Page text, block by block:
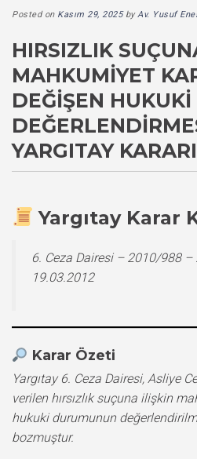
Posted on Kasım 29, 2025byAv. Yusuf
HIRSIZLIK
MAHKUMIYET
DEĞIŞEN HUKUKI
YARGITAY KARARI
Yargıtay Karar
6. Ceza Dairesi – 2010/988
19.03.2012
Karar Özeti
Yargıtay 6. Ceza Dairesi, Asliye
verilen hırsızlık suçuna ilişkin
hukuki durumunun
bozmuştur.